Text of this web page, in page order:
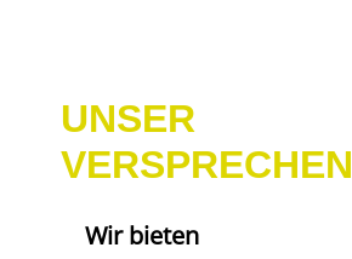
UNSER
VERSPRECHEN
Wir bieten